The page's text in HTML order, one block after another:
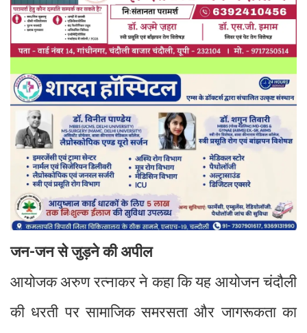
जन-जन से जुड़ने की अपील
आयोजक अरुण रत्नाकर ने कहा कि यह आयोजन चंदौली
की धरती पर सामाजिक समरसता और जागरूकता का